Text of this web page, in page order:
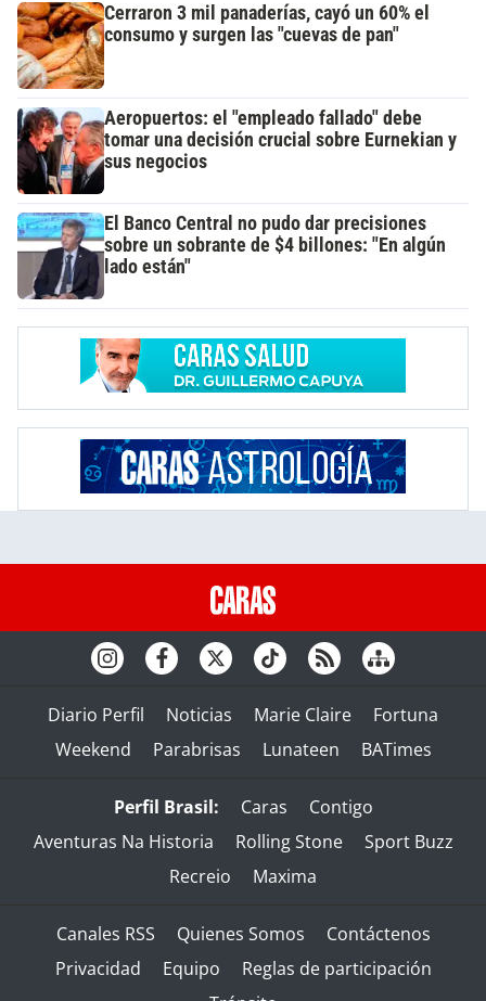
Cerraron 3 mil panaderías, cayó un 60% el
consumo y surgen las "cuevas de pan"
Aeropuertos: el "empleado fallado" debe
tomar una decisión crucial sobre Eurnekian y
sus negocios
El Banco Central no pudo dar precisiones
sobre un sobrante de $4 billones: "En algún
lado están"
Diario Perfil Noticias Marie Claire
Fortuna
Weekend
Parabrisas Lunateen BATimes
Perfil Brasil: Caras
Contigo
Aventuras Na Historia
Rolling Stone
Sport Buzz
Recreio
Maxima
Canales RSS Quienes Somos
Contáctenos
Privacidad
Equipo
Reglas de participación